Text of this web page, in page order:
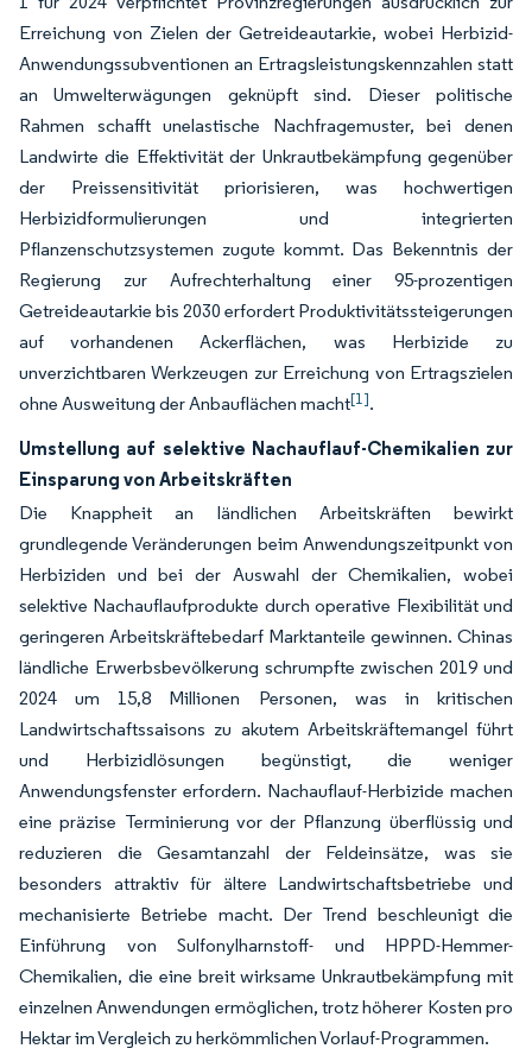
Erreichung von Zielen der Getreideautarkie, wobei Herbizid-
Anwendungssubventionen an Ertragsleistungskennzahlen statt
an Umwelterwägungen geknüpft sind. Dieser politische
Rahmen schafft unelastische Nachfragemuster, bei denen
Landwirte die Effektivität der Unkrautbekämpfung gegenüber
der Preissensitivität priorisieren, was hochwertigen
Herbizidformulierungen und integrierten
Pflanzenschutzsystemen zugute kommt. Das Bekenntnis der
Regierung zur Aufrechterhaltung einer 95-prozentigen
Getreideautarkie bis 2030 erfordert Produktivitätssteigerungen
auf vorhandenen Ackerflächen, was Herbizide zu
unverzichtbaren Werkzeugen zur Erreichung von Ertragszielen
ohne Ausweitung der Anbauflächen macht[1].
Umstellung auf selektive Nachauflauf-Chemikalien zur
Einsparung von Arbeitskräften
Die Knappheit an ländlichen Arbeitskräften bewirkt
grundlegende Veränderungen beim Anwendungszeitpunkt von
Herbiziden und bei der Auswahl der Chemikalien, wobei
selektive Nachauflaufprodukte durch operative Flexibilität und
geringeren Arbeitskräftebedarf Marktanteile gewinnen. Chinas
ländliche Erwerbsbevölkerung schrumpfte zwischen 2019 und
2024 um 15,8 Millionen Personen, was in kritischen
Landwirtschaftssaisons zu akutem Arbeitskräftemangel führt
und Herbizidlösungen begünstigt, die weniger
Anwendungsfenster erfordern. Nachauflauf-Herbizide machen
eine präzise Terminierung vor der Pflanzung überflüssig und
reduzieren die Gesamtanzahl der Feldeinsätze, was sie
besonders attraktiv für ältere Landwirtschaftsbetriebe und
mechanisierte Betriebe macht. Der Trend beschleunigt die
Einführung von Sulfonylharnstoff- und HPPD-Hemmer-
Chemikalien, die eine breit wirksame Unkrautbekämpfung mit
einzelnen Anwendungen ermöglichen, trotz höherer Kosten pro
Hektar im Vergleich zu herkömmlichen Vorlauf-Programmen.